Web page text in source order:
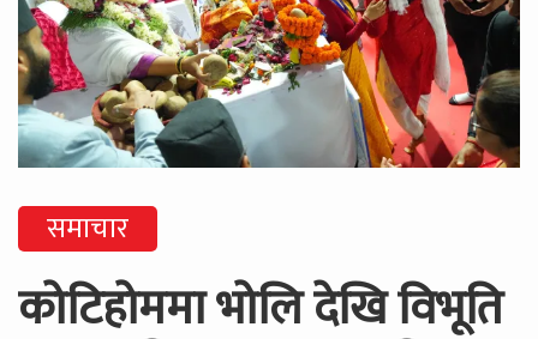
समाचार
कोटिहोममा भोलि देखि विभूति